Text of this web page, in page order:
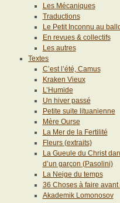
Les Mécaniques
Traductions
Le Petit Inconnu au
En revues & collectifs
Les autres
Textes
C’est l’été, Camus
Kraken Vieux
L’Humide
Un hiver passé
Petite suite lituanienne
Mère Ourse
La Mer de la Fertilité
Fleurs (extraits)
La Gueule du Christ
d’un garçon (Pasolini)
La Neige du temps
36 Choses à faire avant
Akademik Lomonosov